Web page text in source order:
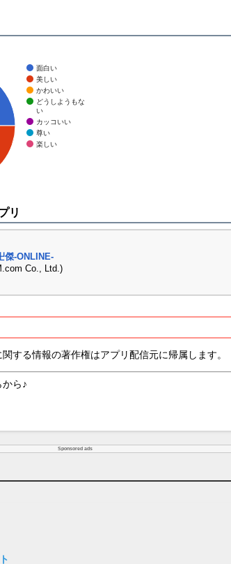
面白い
美しい
かわいい
どうしようもな
い
カッコいい
尊い
楽しい
リ
傑-ONLINE-
Co., Ltd.)
する情報の著作権はアプリ配信元に帰属します。
ら♪
Sponsored ads